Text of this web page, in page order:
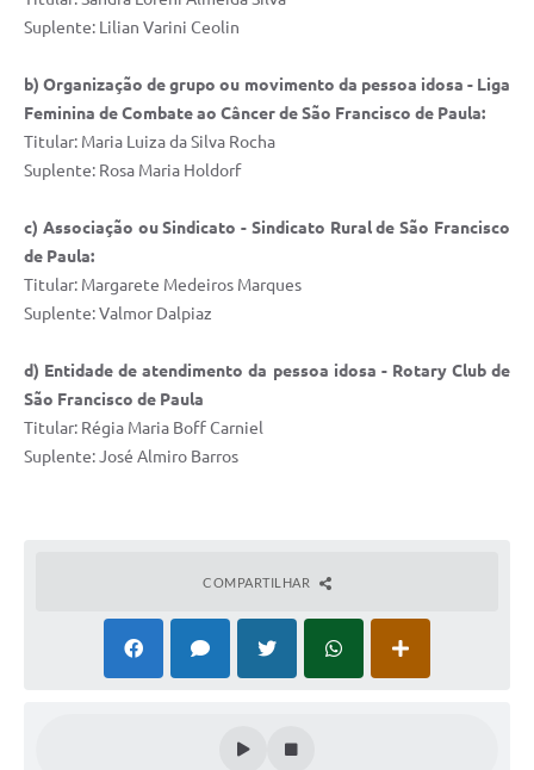
Dúvidas frequentes
Cadastro de Fornecedores
câmara de vereadores
Alvarás
Minuta Cód. Postura
NFS-e
Audiências Públicas
Arquivos para Download
Suplente: Lilian Varini Ceolin
b) Organização de grupo ou movimento da pessoa idosa - Liga
Feminina de Combate ao Câncer de São Francisco de Paula:
Titular: Maria Luiza da Silva Rocha
Suplente: Rosa Maria Holdorf
c) Associação ou Sindicato - Sindicato Rural de São Francisco
de Paula:
Titular: Margarete Medeiros Marques
Suplente: Valmor Dalpiaz
d) Entidade de atendimento da pessoa idosa - Rotary Club de
São Francisco de Paula
Titular: Régia Maria Boff Carniel
Suplente: José Almiro Barros
COMPARTILHAR